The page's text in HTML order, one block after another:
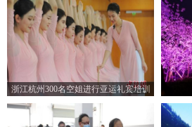
浙江杭州300名空姐进行亚运礼宾培训